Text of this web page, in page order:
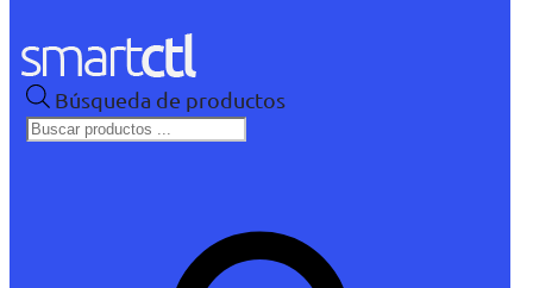
Búsqueda de productos